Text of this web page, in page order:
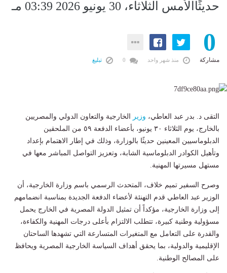
حديثًاالأمس الثلاثاء، 30 يونيو 2026 03:39 مـ
0
مشاركة منذ شهر واحد تبليغ
التقى د. بدر عبد العاطي، وزير الخارجية والتعاون الدولي والمصريين
بالخارج، يوم الثلاثاء ٣٠ يونيو، بأعضاء الدفعة ٥٩ من الملحقين
الدبلوماسيين المعينين حديثًا بالوزارة، وذلك في إطار الاهتمام بإعداد
وتأهيل الكوادر الدبلوماسية الشابة، وتعزيز التواصل المباشر معها في
مستهل مسيرتها المهنية.
وصرح السفير تميم خلاف، المتحدث الرسمي باسم وزارة الخارجية، أن
الوزير عبد العاطي قدم التهنئة لأعضاء الدفعة الجديدة بمناسبة انضمامهم
إلى وزارة الخارجية، مؤكداً أن تمثيل الدولة المصرية في الخارج يحمل
مسؤولية وطنية كبيرة، تتطلب الالتزام بأعلى درجات المهنية والكفاءة،
والقدرة على التعامل مع المتغيرات المتسارعة التي تشهدها الساحتان
الإقليمية والدولية، بما يحقق أهداف السياسة الخارجية المصرية ويحافظ
على المصالح الوطنية.